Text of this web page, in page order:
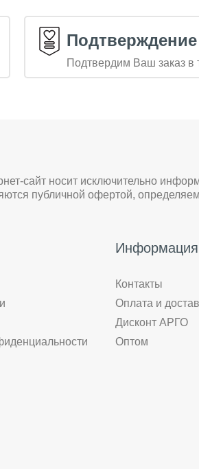
Подтверждение
Подтвердим Ваш заказ в
сайт носит исключительно
публичной офертой,
Информация
Контакты
Оплата и
Дисконт АРГО
Оптом